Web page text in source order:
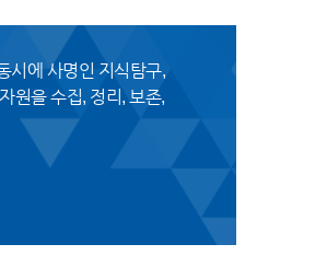
시에 사명인 지식탐구,
원을 수집, 정리, 보존,